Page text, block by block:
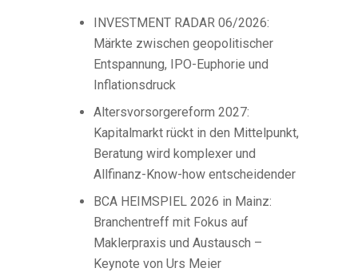
INVESTMENT RADAR 06/2026:
Märkte zwischen geopolitischer
Entspannung, IPO-Euphorie und
Inflationsdruck
Altersvorsorgereform 2027:
Kapitalmarkt rückt in den Mittelpunkt,
Beratung wird komplexer und
Allfinanz-Know-how entscheidender
BCA HEIMSPIEL 2026 in Mainz:
Branchentreff mit Fokus auf
Maklerpraxis und Austausch –
Keynote von Urs Meier